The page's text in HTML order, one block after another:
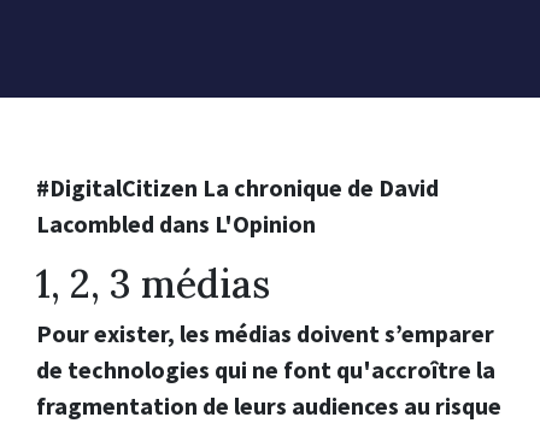
#DigitalCitizen La chronique de David
Lacombled dans L'Opinion
1, 2, 3 médias
Pour exister, les médias doivent s’emparer
de technologies qui ne font qu'accroître la
fragmentation de leurs audiences au risque